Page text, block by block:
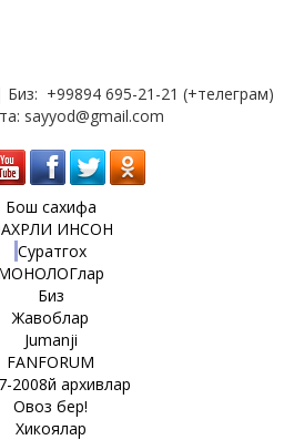
Биз: +99894 695-21-21 (+телеграм)
sayyod@gmail.com
Бош сахифа
ИНСОН
Суратгох
Биз
Жавоблар
Jumanji
FANFORUM
2008й архивлар
Овоз бер!
Хикоялар